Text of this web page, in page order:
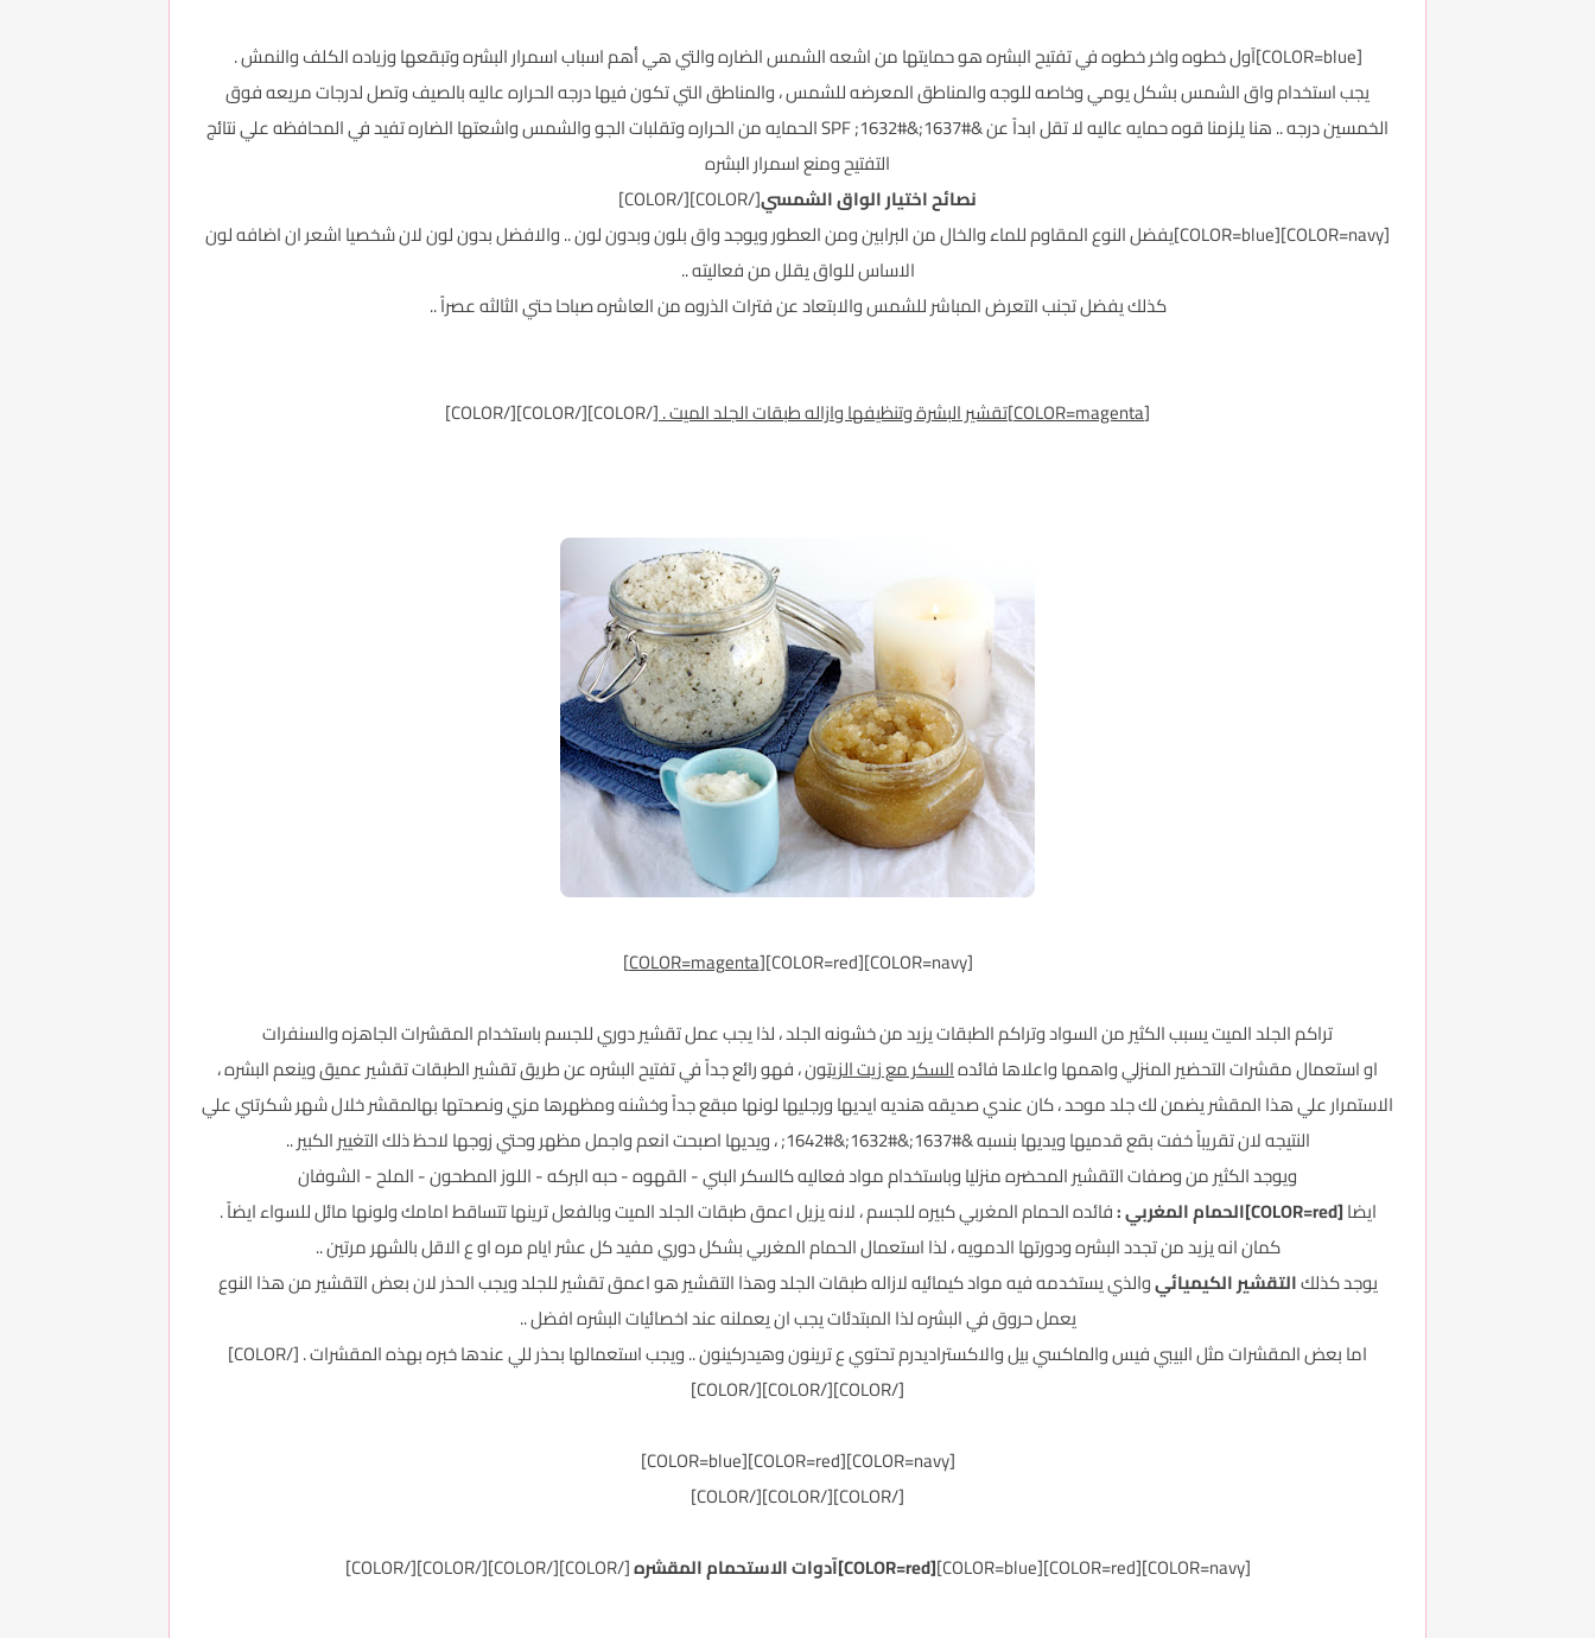
[COLOR=blue]آول خطوه واخر خطوه في تفتيح البشره هو حمايتها من اشعه الشمس الضاره والتي هي أهم اسباب اسمرار البشره وتبقعها وزياده الكلف والنمش .
يجب استخدام واق الشمس بشكل يومي وخاصه للوجه والمناطق المعرضه للشمس ، والمناطق التي تكون فيها درجه الحراره عاليه بالصيف وتصل لدرجات مريعه فوق
الخمسين درجه .. هنا يلزمنا قوه حمايه عاليه لا تقل ابداً عن &#1637;&#1632; SPF الحمايه من الحراره وتقلبات الجو والشمس واشعتها الضاره تفيد في المحافظه علي نتائج
التفتيح ومنع اسمرار البشره
نصائح اختيار الواق الشمسي[/COLOR][/COLOR]
[COLOR=navy][COLOR=blue]يفضل النوع المقاوم للماء والخال من البرابين ومن العطور ويوجد واق بلون وبدون لون .. والافضل بدون لون لان شخصيا اشعر ان اضافه لون
الاساس للواق يقلل من فعاليته ..
كذلك يفضل تجنب التعرض المباشر للشمس والابتعاد عن فترات الذروه من العاشره صباحا حتي الثالثه عصراً ..
[COLOR=magenta]تقشير البشرة وتنظيفها وازاله طبقات الجلد الميت . [/COLOR][/COLOR][/COLOR]
[COLOR=navy][COLOR=red]
[COLOR=magenta]
تراكم الجلد الميت يسبب الكثير من السواد وتراكم الطبقات يزيد من خشونه الجلد ، لذا يجب عمل تقشير دوري للجسم باستخدام المقشرات الجاهزه والسنفرات
او استعمال مقشرات التحضير المنزلي واهمها واعلاها فائدهالسكر مع زيت الزيتون، فهو رائع جداً في تفتيح البشره عن طريق تقشير الطبقات تقشير عميق وينعم البشره ،
الاستمرار علي هذا المقشر يضمن لك جلد موحد ، كان عندي صديقه هنديه ايديها ورجليها لونها مبقع جداً وخشنه ومظهرها مزي ونصحتها بهالمقشر خلال شهر شكرتني علي
النتيجه لان تقريباً خفت بقع قدميها ويديها بنسبه &#1637;&#1632;&#1642; ، ويديها اصبحت انعم واجمل مظهر وحتي زوجها لاحظ ذلك التغيير الكبير ..
ويوجد الكثير من وصفات التقشير المحضره منزليا وباستخدام مواد فعاليه كالسكر البني - القهوه - حبه البركه - اللوز المطحون - الملح - الشوفان
ايضا[COLOR=red]الحمام المغربي :
فائده الحمام المغربي كبيره للجسم ، لانه يزيل اعمق طبقات الجلد الميت وبالفعل ترينها تتساقط امامك ولونها مائل للسواء ايضاً .
كمان انه يزيد من تجدد البشره ودورتها الدمويه ، لذا استعمال الحمام المغربي بشكل دوري مفيد كل عشر ايام مره او ع الاقل بالشهر مرتين ..
يوجد كذلكالتقشير الكيميائيوالذي يستخدمه فيه مواد كيمائيه لازاله طبقات الجلد وهذا التقشير هو اعمق تقشير للجلد ويجب الحذر لان بعض التقشير من هذا النوع
يعمل حروق في البشره لذا المبتدئات يجب ان يعملنه عند اخصائيات البشره افضل ..
اما بعض المقشرات مثل البيبي فيس والماكسي بيل والاكستراديدرم تحتوي ع ترينون وهيدركينون .. ويجب استعمالها بحذر للي عندها خبره بهذه المقشرات . [/COLOR]
[/COLOR][/COLOR][/COLOR]
[COLOR=navy][COLOR=red][COLOR=blue]
[/COLOR][/COLOR][/COLOR]
[COLOR=navy][COLOR=red][COLOR=blue] [COLOR=red]آدوات الاستحمام المقشره [/COLOR][/COLOR][/COLOR][/COLOR]